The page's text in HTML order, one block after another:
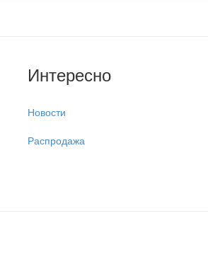
Интересно
Новости
Распродажа